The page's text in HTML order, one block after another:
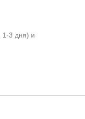
, 1-3 дня) и